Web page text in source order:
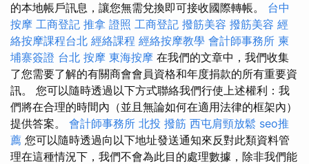
的本地帳戶訊息，讓您無需兌換即可接收國際轉帳。 台中
按摩 工商登記 推拿 證照 工商登記 撥筋美容 撥筋美容 經
絡按摩課程台北 經絡課程 經絡按摩教學 會計師事務所 柬
埔寨簽證 台北 按摩 東海按摩 在我們的文章中，我們收集
了您需要了解的有關商會會員資格和年度捐款的所有重要資
訊。 您可以隨時透過以下方式聯絡我們行使上述權利：我
們將在合理的時間內（並且無論如何在適用法律的框架內）
提供答案。 會計師事務所 北投 撥筋 西屯肩頸放鬆 seo推
薦 您可以隨時透過向以下地址發送通知來反對此類資料管
理在這種情況下，我們不會為此目的處理數據，除非我們能